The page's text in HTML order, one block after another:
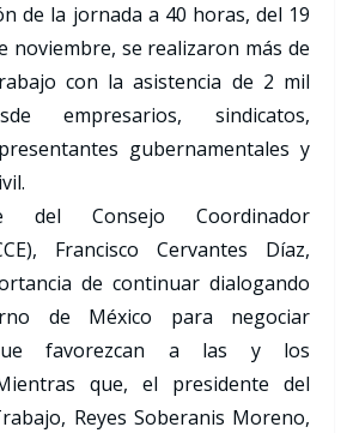
de la jornada a 40 horas, del 19
noviembre, se realizaron más de
con la asistencia de 2 mil
empresarios, sindicatos,
gubernamentales y
del Consejo Coordinador
Francisco Cervantes Díaz,
de continuar dialogando
de México para negociar
favorezcan a las y los
que, el presidente del
Reyes Soberanis Moreno,